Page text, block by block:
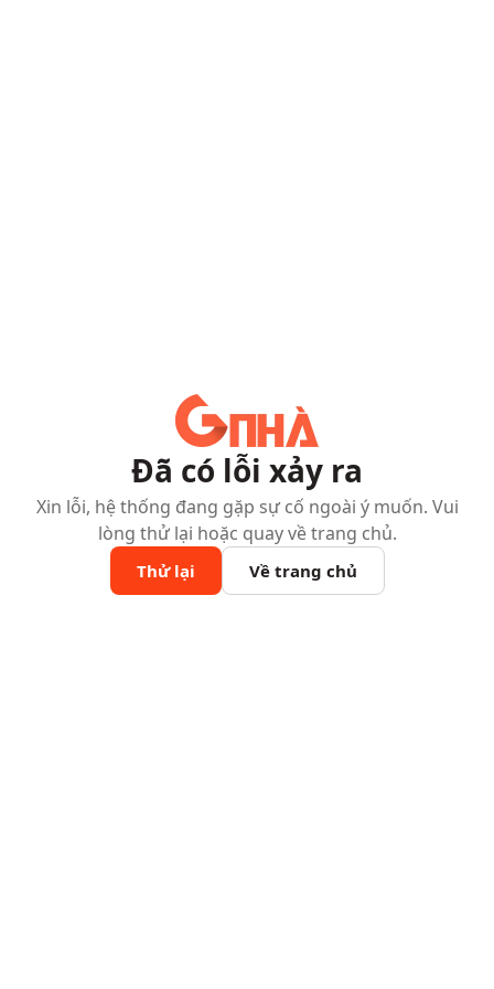
Đã có lỗi xảy ra
Xin lỗi, hệ thống đang gặp sự cố ngoài ý muốn. Vui
lòng thử lại hoặc quay về trang chủ.
Thử lại Về trang chủ